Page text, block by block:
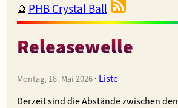
🔮 PHB Crystal Ball
Releasewelle
Montag, 18. Mai 2026 · Liste
Derzeit sind die Abstände zwischen